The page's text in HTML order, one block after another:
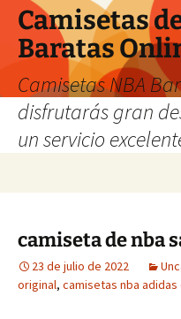
Camisetas
Baratas
Camisetas NBA
disfrutarás gran
un servicio
camiseta de nba
23 de julio de 2022
original, camisetas nba adidas